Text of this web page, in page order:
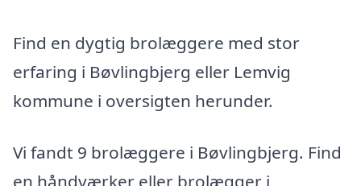
Find en dygtig brolæggere med stor
erfaring i Bøvlingbjerg eller Lemvig
kommune i oversigten herunder.
Vi fandt 9 brolæggere i Bøvlingbjerg. Find
en håndværker eller brolægger i